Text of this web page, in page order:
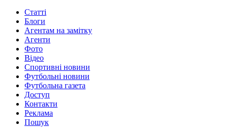
Статті
Блоги
Агентам на замітку
Агенти
Фото
Відео
Спортивні новини
Футбольні новини
Футбольна газета
Доступ
Контакти
Реклама
Пошук